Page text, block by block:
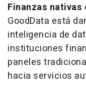
Finanzas nativas
GoodData está
inteligencia de
instituciones
paneles
hacia servicios